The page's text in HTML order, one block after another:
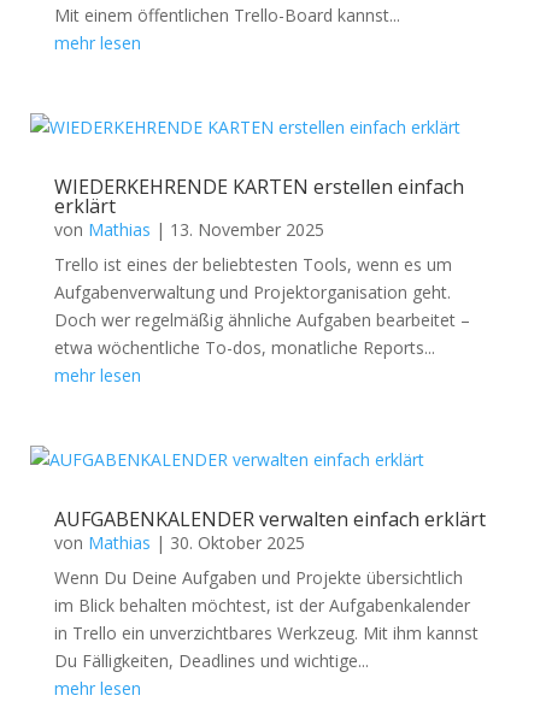
Mit einem öffentlichen Trello-Board kannst...
mehr lesen
WIEDERKEHRENDE KARTEN erstellen einfach
erklärt
von Mathias | 13. November 2025
Trello ist eines der beliebtesten Tools, wenn es um
Aufgabenverwaltung und Projektorganisation geht.
Doch wer regelmäßig ähnliche Aufgaben bearbeitet –
etwa wöchentliche To-dos, monatliche Reports...
mehr lesen
AUFGABENKALENDER verwalten einfach erklärt
von Mathias | 30. Oktober 2025
Wenn Du Deine Aufgaben und Projekte übersichtlich
im Blick behalten möchtest, ist der Aufgabenkalender
in Trello ein unverzichtbares Werkzeug. Mit ihm kannst
Du Fälligkeiten, Deadlines und wichtige...
mehr lesen